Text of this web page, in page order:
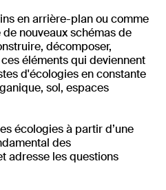
en arrière-plan ou comme
nouveaux schémas de
décomposer,
éléments qui deviennent
d'écologies en constante
sol, espaces
écologies à partir d’une
des
adresse les questions